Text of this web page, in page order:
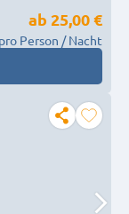
ab 25,00 €
pro Person / Nacht